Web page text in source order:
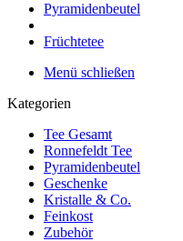
Pyramidenbeutel
Früchtetee
Menü schließen
Kategorien
Tee Gesamt
Ronnefeldt Tee
Pyramidenbeutel
Geschenke
Kristalle & Co.
Feinkost
Zubehör